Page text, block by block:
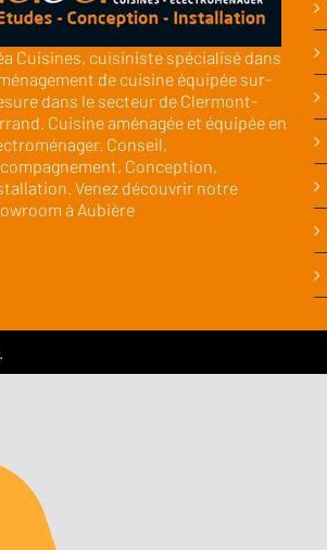
Cuisines, cuisiniste spécialisé dans
de cuisine équipée sur-
dans le secteur de Clermont-
Cuisine aménagée et équipée en
Conseil,
Conception,
Venez découvrir notre
à Aubière